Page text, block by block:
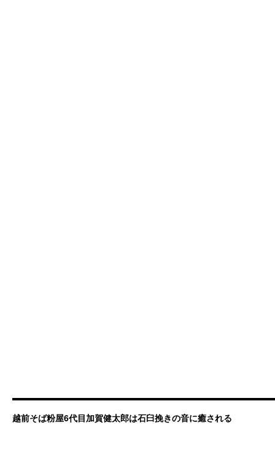
越前そば粉屋6代目加賀健太郎は石臼挽きの音に癒される